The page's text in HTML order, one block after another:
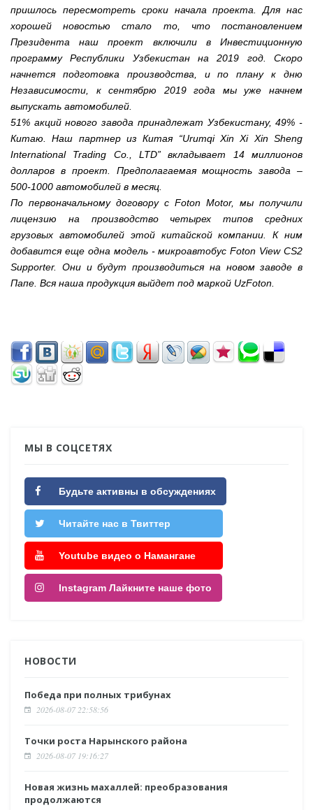
пришлось пересмотреть сроки начала проекта. Для нас
хорошей новостью стало то, что постановлением
Президента наш проект включили в Инвестиционную
программу Республики Узбекистан на 2019 год. Скоро
начнется подготовка производства, и по плану к дню
Независимости, к сентябрю 2019 года мы уже начнем
выпускать автомобилей.
51% акций нового завода принадлежат Узбекистану, 49% -
Китаю. Наш партнер из Китая “Urumqi Xin Xi Xin Sheng
International Trading Co., LTD” вкладывает 14 миллионов
долларов в проект. Предполагаемая мощность завода –
500-1000 автомобилей в месяц.
По первоначальному договору с Foton Motor, мы получили
лицензию на производство четырех типов средних
грузовых автомобилей этой китайской компании. К ним
добавится еще одна модель - микроавтобус Foton View CS2
Supporter. Они и будут производиться на новом заводе в
Папе. Вся наша продукция выйдет под маркой UzFoton.
МЫ В СОЦСЕТЯХ
Будьте активны в обсуждениях
Читайте нас в Твиттер
Youtube видео о Намангане
Instagram Лайкните наше фото
НОВОСТИ
Победа при полных трибунах
2026-08-07 22:58:56
Точки роста Нарынского района
2026-08-07 19:16:27
Новая жизнь махаллей: преобразования
продолжаются